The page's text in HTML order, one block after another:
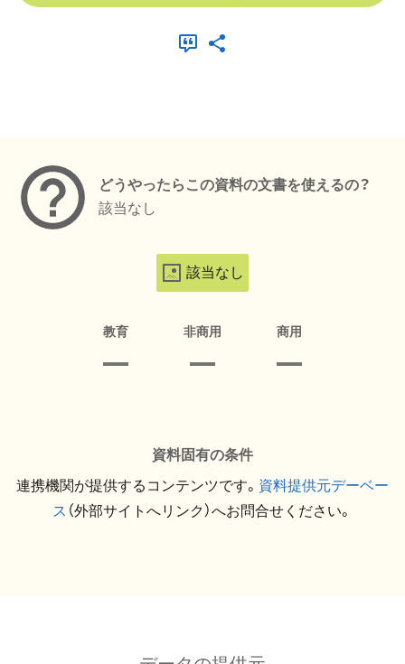
どうやったらこの資料の文書を使えるの？
該当なし
該当なし
教育 非商用 商用
資料固有の条件
連携機関が提供するコンテンツです。 資料提供元デーベー
ス （外部サイトへリンク）へお問合せください。